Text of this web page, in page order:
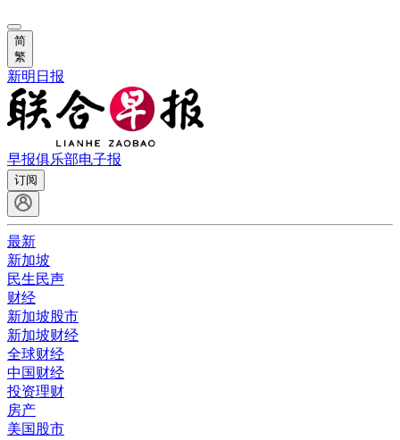
简
繁
新明日报
早报俱乐部电子报
订阅
最新
新加坡
民生民声
财经
新加坡股市
新加坡财经
全球财经
中国财经
投资理财
房产
美国股市